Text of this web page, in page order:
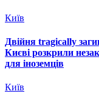
Київ
Двійня tragically
Києві розкрили
для іноземців
Київ